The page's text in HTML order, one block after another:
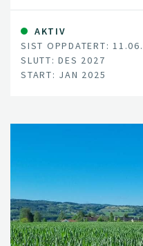
yields.
AKTIV
SIST OPPDATERT:
SLUTT: DES 2027
START: JAN 2025